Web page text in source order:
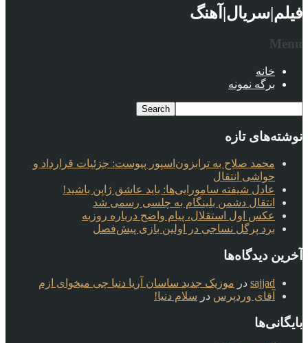
فیلم|سریال|آهنگ
Menu
خانه
برگه نمونه
نوشته‌های تازه
محمد صلاح به ترابزون‌اسپور پیوست: جزئیات قرارداد و
حواشی انتقال
عادل شیفته سامورایی‌ها: باید عاشق ژاپن باشید!
انتقال دشمن بلینگام به چلسی رسمی شد
عکس اول استقلال، پیام واضح درباره روزبه
برد پرگل نساجی در اولین بازی پیش‌فصل
آخرین دیدگاه‌ها
sajjad در موزیک جدید ساسان آریا دنیا چی میخوای ازم
آقای وردپرس در سلام دنیا!
بایگانی‌ها